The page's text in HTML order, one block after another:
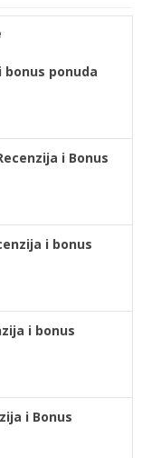
bonus ponuda
i Bonus
i bonus
i bonus
i Bonus